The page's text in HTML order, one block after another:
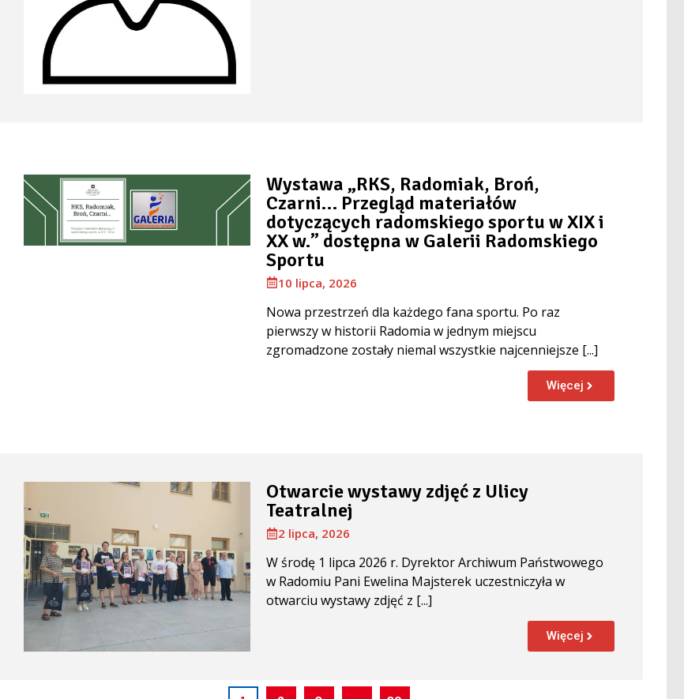
Wystawa „RKS, Radomiak, Broń,
Czarni… Przegląd materiałów
dotyczących radomskiego sportu w XIX i
XX w.” dostępna w Galerii Radomskiego
Sportu
10 lipca, 2026
Nowa przestrzeń dla każdego fana sportu. Po raz
pierwszy w historii Radomia w jednym miejscu
zgromadzone zostały niemal wszystkie najcenniejsze [...]
Więcej
Otwarcie wystawy zdjęć z Ulicy
Teatralnej
2 lipca, 2026
W środę 1 lipca 2026 r. Dyrektor Archiwum Państwowego
w Radomiu Pani Ewelina Majsterek uczestniczyła w
otwarciu wystawy zdjęć z [...]
Więcej